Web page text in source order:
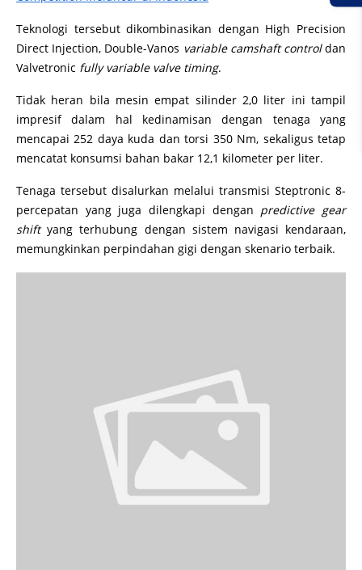
Teknologi tersebut dikombinasikan dengan High Precision
Direct Injection, Double-Vanos variable camshaft controldan
Valvetronic fully variable valve timing.
Tidak heran bila mesin empat silinder 2,0 liter ini tampil
impresif dalam hal kedinamisan dengan tenaga yang
mencapai 252 daya kuda dan torsi 350 Nm, sekaligus tetap
mencatat konsumsi bahan bakar 12,1 kilometer per liter.
Tenaga tersebut disalurkan melalui transmisi Steptronic 8-
percepatan yang juga dilengkapi dengan predictive gear
shiftyang terhubung dengan sistem navigasi kendaraan,
memungkinkan perpindahan gigi dengan skenario terbaik.